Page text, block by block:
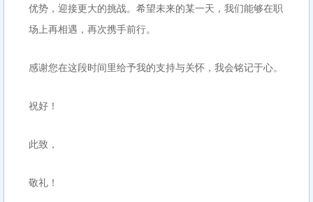
优势，迎接更大的挑战。希望未来的某一天，我们能够在职
场上再相遇，再次携手前行。
感谢您在这段时间里给予我的支持与关怀，我会铭记于心。
祝好！
此致，
敬礼！